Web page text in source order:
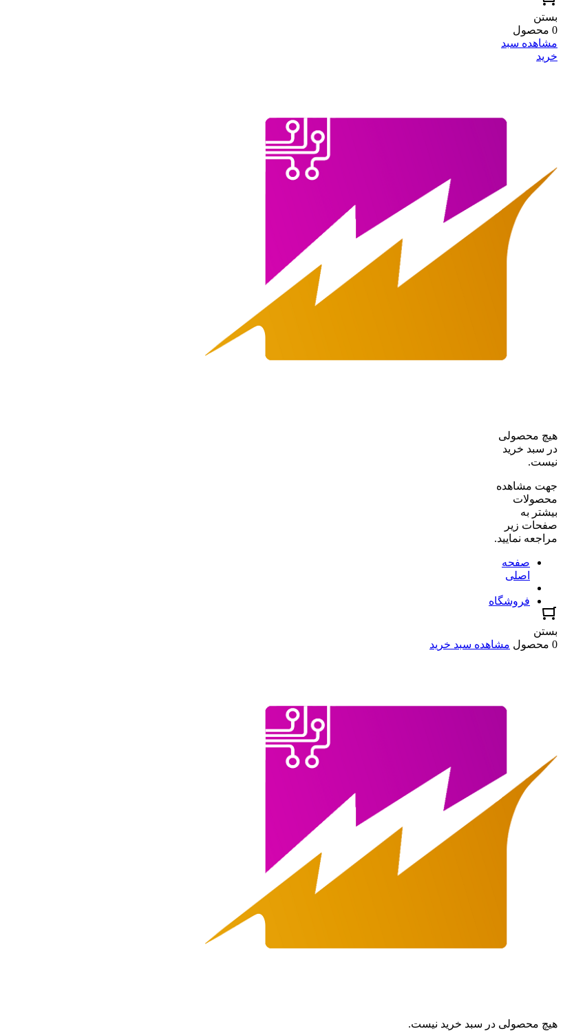
بستن
0 محصول
مشاهده سبد
خرید
هیچ محصولی
در سبد خرید
نیست.
جهت مشاهده
محصولات
بیشتر به
صفحات زیر
مراجعه نمایید.
صفحه
اصلی
فروشگاه
بستن
0 محصول
مشاهده سبد خرید
هیچ محصولی در سبد خرید نیست.